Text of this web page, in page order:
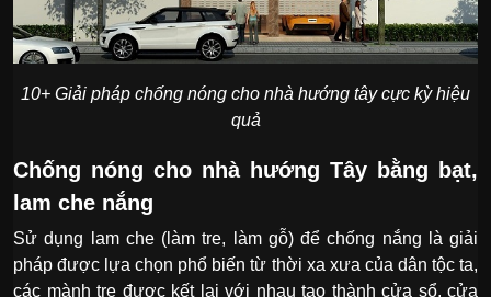
10+ Giải pháp chống nóng cho nhà hướng tây cực kỳ hiệu
quả
Chống nóng cho nhà hướng Tây bằng bạt,
lam che nắng
Sử dụng lam che (làm tre, làm gỗ) để chống nắng là giải
pháp được lựa chọn phổ biến từ thời xa xưa của dân tộc ta,
các mành tre được kết lại với nhau tạo thành cửa sổ, cửa